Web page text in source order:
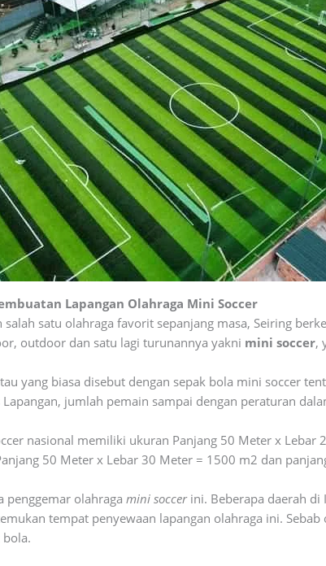
Lapangan Olahraga Mini Soccer
salah satu olahraga favorit sepanjang masa, Seiring
outdoor dan satu lagi turunannya yakni mini soccer,
yang biasa disebut dengan sepak bola mini soccer
jumlah pemain sampai dengan peraturan
nasional memiliki ukuran Panjang 50 Meter x
50 Meter x Lebar 30 Meter = 1500 m2 dan
penggemar olahragamini soccerini. Beberapa daerah di
tempat penyewaan lapangan olahraga ini.
bola.